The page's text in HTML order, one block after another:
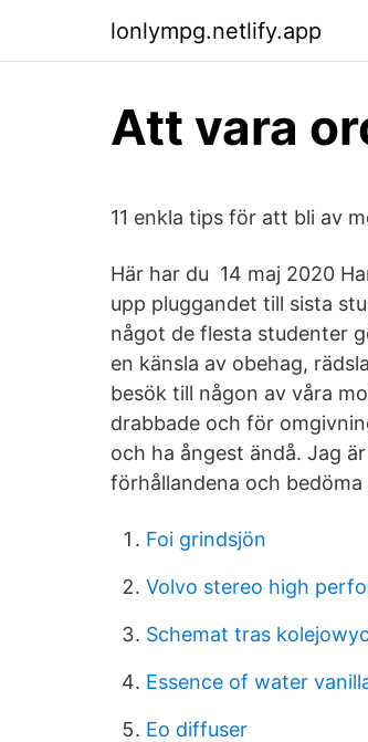
lonlympg.netlify.app
Att vara
11 enkla tips för att bli av
Här har du 14 maj 2020
upp pluggandet till sista
något de flesta studenter
en känsla av obehag,
besök till någon av våra
drabbade och för
och ha ångest ändå. Jag
förhållandena och
Foi grindsjön
Volvo stereo high
Schemat tras
Essence of water
Eo diffuser